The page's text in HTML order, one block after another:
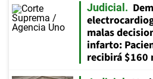
Judicial
malas
infarto:
recibirá $160